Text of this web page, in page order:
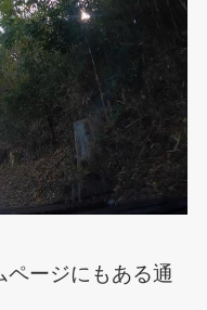
ページにもある通